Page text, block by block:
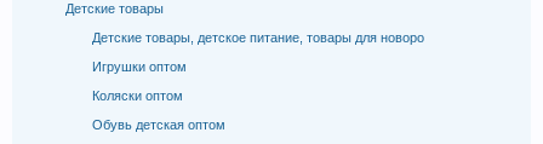
Детские товары
Детские товары, детское питание, товары для новоро
Игрушки оптом
Коляски оптом
Обувь детская оптом